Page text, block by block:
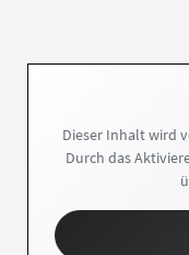
Dieser Inhalt wird
Durch das